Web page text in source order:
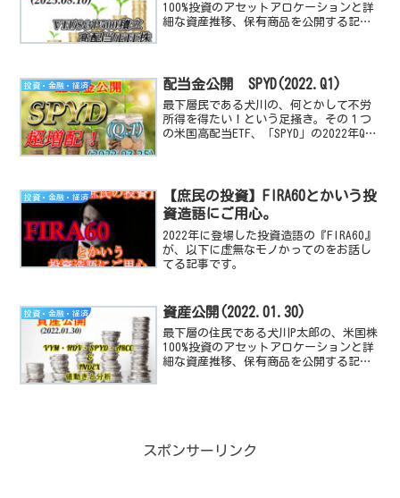
100%投資のアセットアロケーションと詳
細な資産推移、保有商品を公開する記事
投資・金融・経済 配当金公開 SPYD(2022.Q1)
最下層民である犬川の、何とかして不労
所得を得たい！という足掻き。その１つ
の米国高配当ETF、「SPYD」の2022年Q1
投資・金融・経済
【庶民の投資】FIRA60とかいう投
資造語にご用心。
2022年に登場した投資造語の『FIRA60』
が、以下に虚無なモノかってのをお話し
てる記事です。
投資・金融・経済 資産公開(2022.01.30)
最下層の住民である犬川P太郎の、米国株
100%投資のアセットアロケーションと詳
細な資産推移、保有商品を公開する記事
スポンサーリンク